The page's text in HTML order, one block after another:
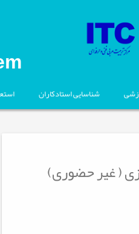
شناسایی استادکاران
مجازی ( غیر حضوری)